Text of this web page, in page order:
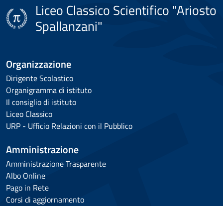
Liceo Classico Scientifico "Ariosto
Spallanzani"
Organizzazione
Dirigente Scolastico
Organigramma di istituto
Il consiglio di istituto
Liceo Classico
URP - Ufficio Relazioni con il Pubblico
Amministrazione
Amministrazione Trasparente
Albo Online
Pago in Rete
Corsi di aggiornamento